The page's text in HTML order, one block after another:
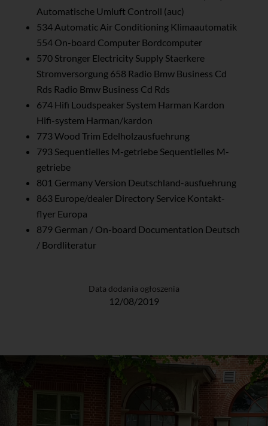
Automatische Umluft Controll (auc)
534 Automatic Air Conditioning Klimaautomatik
554 On-board Computer Bordcomputer
570 Stronger Electricity Supply Staerkere
Stromversorgung 658 Radio Bmw Business Cd
Rds Radio Bmw Business Cd Rds
674 Hifi Loudspeaker System Harman Kardon
Hifi-system Harman/kardon
773 Wood Trim Edelholzausfuehrung
793 Sequentielles M-getriebe Sequentielles M-
getriebe
801 Germany Version Deutschland-ausfuehrung
863 Europe/dealer Directory Service Kontakt-
flyer Europa
879 German / On-board Documentation Deutsch
/ Bordliteratur
Data dodania ogłoszenia
12/08/2019